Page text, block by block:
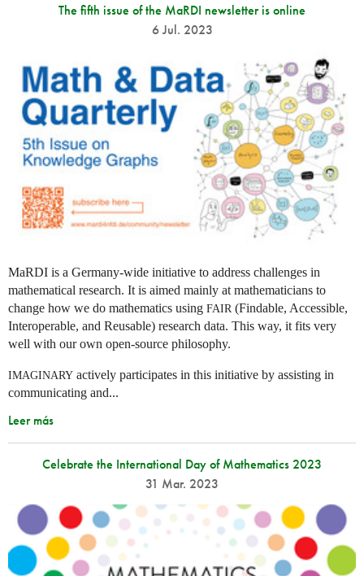
The fifth issue of the MaRDI newsletter is online
6 Jul. 2023
MaRDI is a Germany-wide initiative to address challenges in
mathematical research. It is aimed mainly at mathematicians to
change how we do mathematics using FAIR(Findable, Accessible,
Interoperable, and Reusable) research data. This way, it fits very
well with our own open-source philosophy.
IMAGINARY actively participates in this initiative by assisting in
communicating and...
Leer más
Celebrate the International Day of Mathematics 2023
31 Mar. 2023